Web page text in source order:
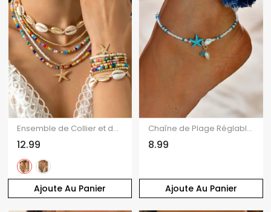
Ajoute Au Panier
Ensemble de Collier et de Bracelet de Plage Pendant Perlé Etoile de Mer 12 Pièces
12.99
Ajoute Au Panier
Chaîne de Plage Réglable Perlées Coquille Etoile de Mer Style Bohémien
8.99